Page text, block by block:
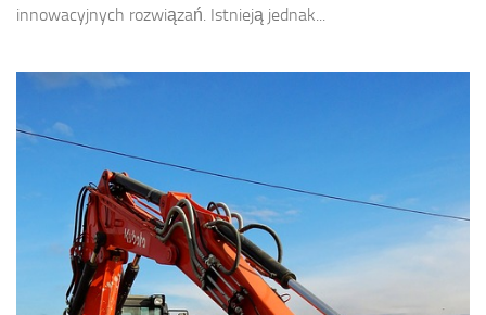
innowacyjnych rozwiązań. Istnieją jednak...